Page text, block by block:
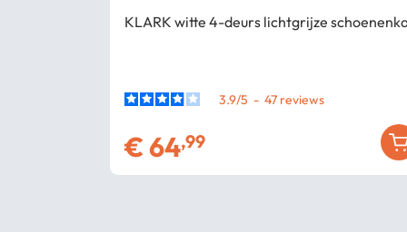
KLARK witte 4-deurs lichtgrijze
3.9/5 - 47
€64,99